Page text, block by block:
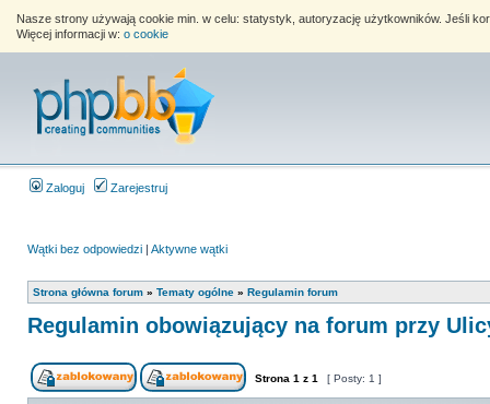
Nasze strony używają cookie min. w celu: statystyk, autoryzację użytkowników. Jeśli
Więcej informacji w: o cookie
Zaloguj Zarejestruj
Wątki bez odpowiedzi | Aktywne wątki
Strona główna forum » Tematy ogólne » Regulamin forum
Regulamin obowiązujący na forum przy
Strona 1 z 1 [ Posty: 1 ]